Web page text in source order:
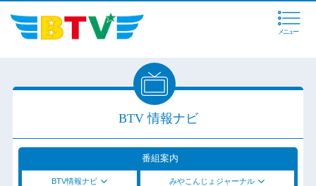
メニュー
BTV 情報ナビ
番組案内
BTV情報ナビ みやこんじょジャーナル